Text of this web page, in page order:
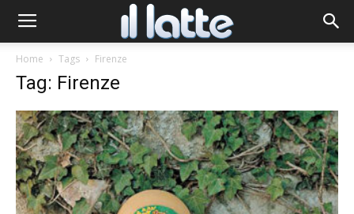
Home Tags Firenze
Tag: Firenze